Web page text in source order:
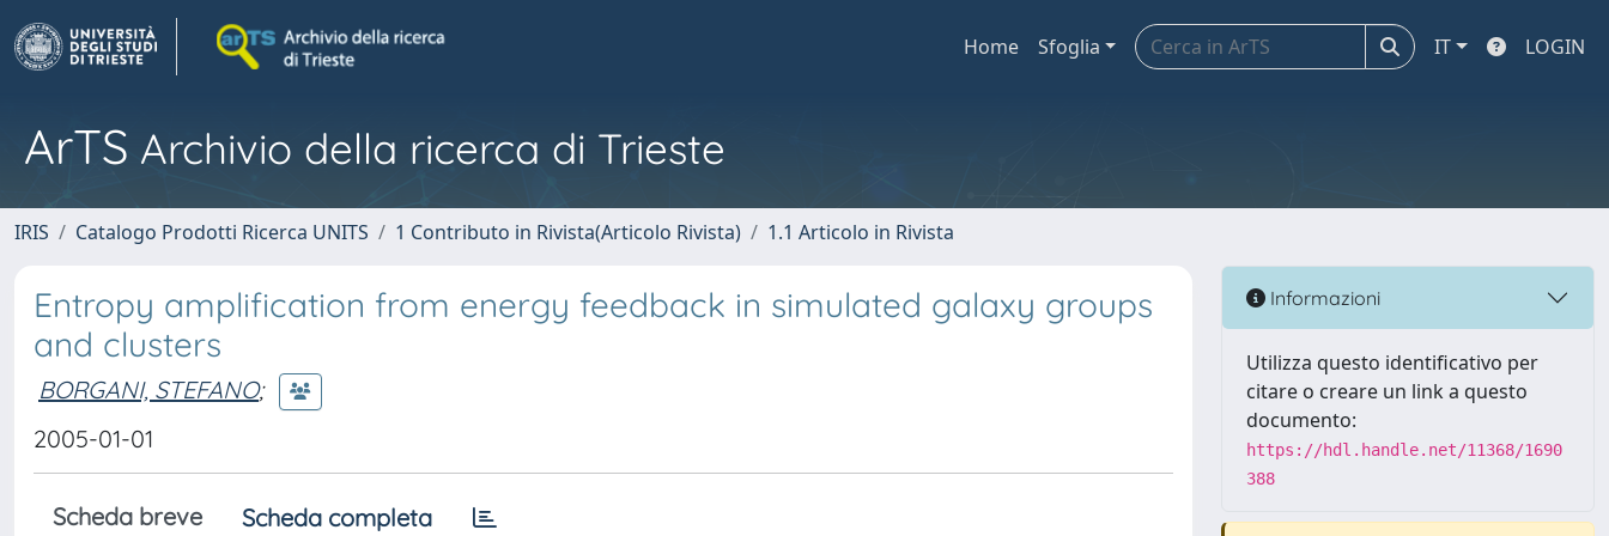
Home Sfoglia IT LOGIN
ArTS Archivio della ricerca di Trieste
IRIS Catalogo Prodotti Ricerca UNITS 1 Contributo in Rivista(Articolo Rivista) 1.1 Articolo in Rivista
Entropy amplification from energy feedback in simulated galaxy groups
and clusters
BORGANI, STEFANO;
2005-01-01
Scheda breve Scheda completa
Informazioni
Utilizza questo identificativo per
citare o creare un link a questo
documento:
https://hdl.handle.net/11368/1690
388